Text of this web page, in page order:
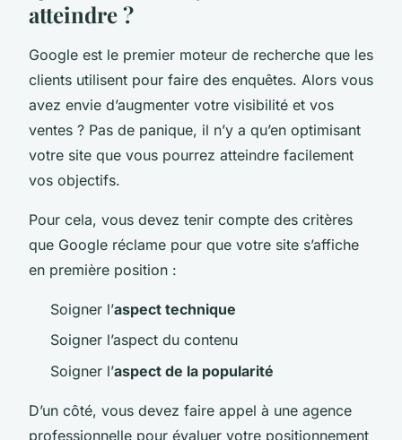
atteindre ?
Google est le premier moteur de recherche que les
clients utilisent pour faire des enquêtes. Alors vous
avez envie d’augmenter votre visibilité et vos
ventes ? Pas de panique, il n’y a qu’en optimisant
votre site que vous pourrez atteindre facilement
vos objectifs.
Pour cela, vous devez tenir compte des critères
que Google réclame pour que votre site s’affiche
en première position :
Soigner l’aspect technique
Soigner l’aspect du contenu
Soigner l’aspect de la popularité
D’un côté, vous devez faire appel à une agence
professionnelle pour évaluer votre positionnement